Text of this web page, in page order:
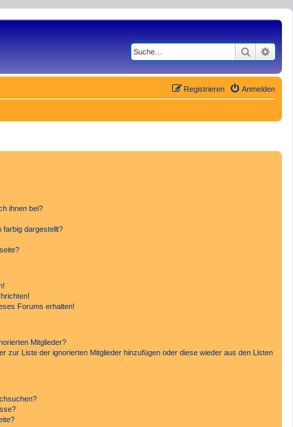
Suche
Anmelden
Registrieren
ihnen bei?
farbig dargestellt?
Forums erhalten!
Mitglieder?
zur Liste der ignorierten Mitglieder hinzufügen oder diese wieder aus den Listen